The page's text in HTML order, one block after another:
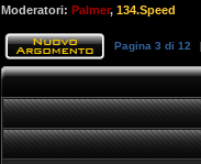
Moderatori: Palmer, 134.Speed
Pagina 3 di 12